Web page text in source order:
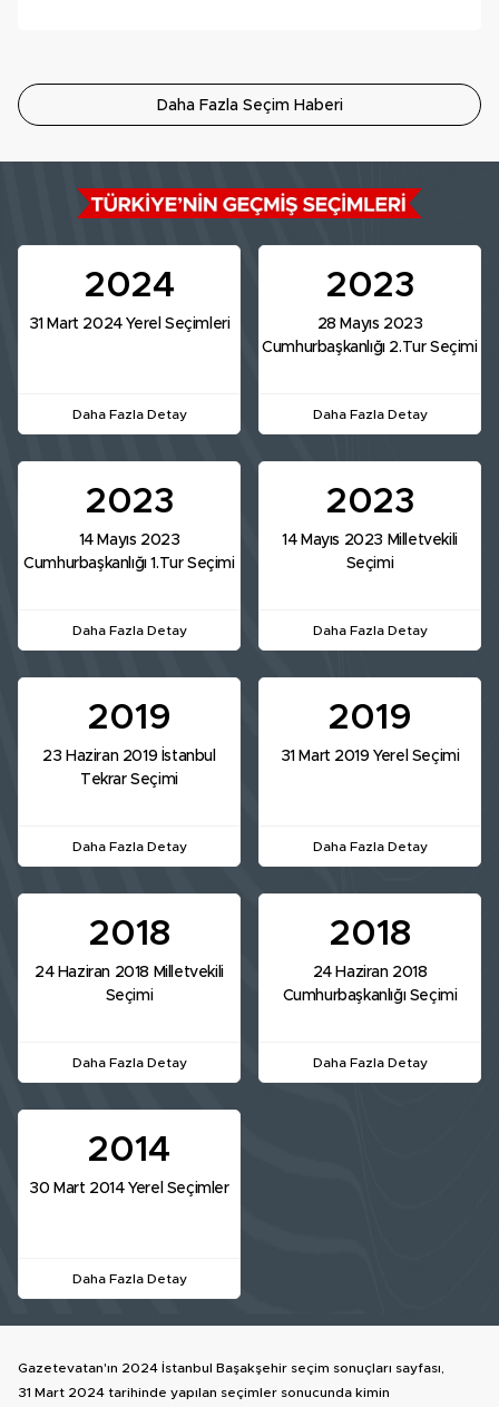
Daha Fazla Seçim Haberi
2024
31 Mart 2024 Yerel Seçimleri
Daha Fazla Detay
2023
28 Mayıs 2023
Cumhurbaşkanlığı 2.Tur Seçimi
Daha Fazla Detay
2023
14 Mayıs 2023
Cumhurbaşkanlığı 1.Tur Seçimi
Daha Fazla Detay
2023
14 Mayıs 2023 Milletvekili
Seçimi
Daha Fazla Detay
2019
23 Haziran 2019 İstanbul
Tekrar Seçimi
Daha Fazla Detay
2019
31 Mart 2019 Yerel Seçimi
Daha Fazla Detay
2018
24 Haziran 2018 Milletvekili
Seçimi
Daha Fazla Detay
2018
24 Haziran 2018
Cumhurbaşkanlığı Seçimi
Daha Fazla Detay
2014
30 Mart 2014 Yerel Seçimler
Daha Fazla Detay
Gazetevatan'ın 2024 İstanbul Başakşehir seçim sonuçları sayfası,
31 Mart 2024 tarihinde yapılan seçimler sonucunda kimin